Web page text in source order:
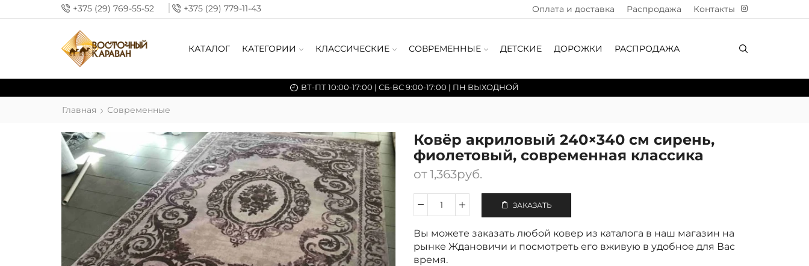
+375 (29) 769-55-52 +375 (29) 779-11-43 Оплата и доставка Распродажа Контакты
КАТАЛОГ КАТЕГОРИИ КЛАССИЧЕСКИЕ СОВРЕМЕННЫЕ ДЕТСКИЕ ДОРОЖКИ РАСПРОДАЖА
ВТ-ПТ 10:00-17:00 | СБ-ВС 9:00-17:00 | ПН ВЫХОДНОЙ
Главная Современные
Ковёр акриловый 240×340 см сирень,
фиолетовый, современная классика
от1,363руб.
Количество
акриловый
240×340
см
ЗАКАЗАТЬ
Вы можете заказать любой ковер из каталога в наш магазин на
рынке Ждановичи и посмотреть его вживую в удобное для Вас
время.